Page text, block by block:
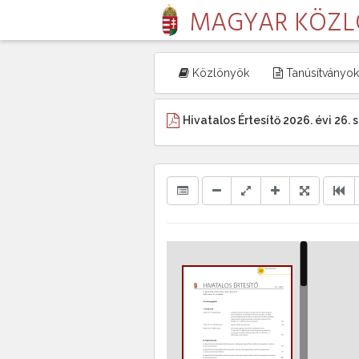
MAGYAR
Közlönyök Tanúsítványok
Hivatalos Értesítő 2026. évi 26.